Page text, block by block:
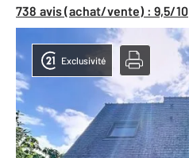
738 avis (achat/vente) : 9,5/10
Exclusivité